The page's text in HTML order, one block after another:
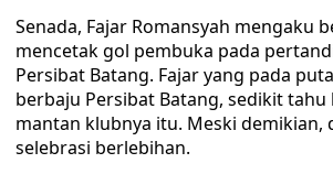
Senada, Fajar Romansyah mengaku
mencetak gol pembuka pada
Persibat Batang. Fajar yang pada
berbaju Persibat Batang, sedikit tahu
mantan klubnya itu. Meski demikian,
selebrasi berlebihan.